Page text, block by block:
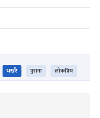
भर्खरै पुराना लोकप्रिय